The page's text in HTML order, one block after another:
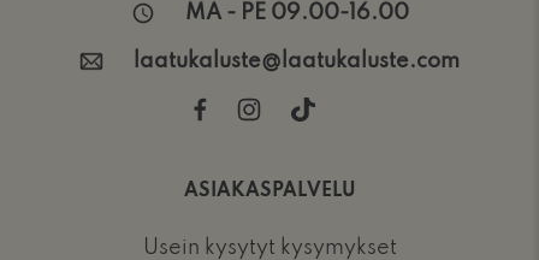
MA - PE 09.00-16.00
laatukaluste@laatukaluste.com
ASIAKASPALVELU
Usein kysytyt kysymykset